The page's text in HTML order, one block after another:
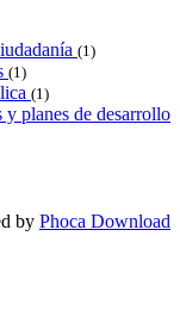
(1)
(1)
(1)
y planes de desarrollo
by Phoca Download